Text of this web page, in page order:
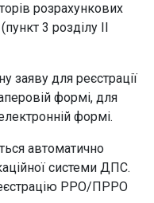
розрахункових
3 розділу ІІ
заяву для реєстрації
формі, для
формі.
автоматично
системи ДПС.
РРО/ПРРО